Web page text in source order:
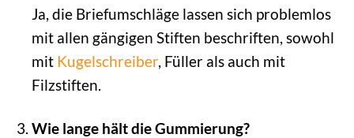
Ja, die Briefumschläge lassen sich problemlos
mit allen gängigen Stiften beschriften, sowohl
mit Kugelschreiber, Füller als auch mit
Filzstiften.
Wie lange hält die Gummierung?